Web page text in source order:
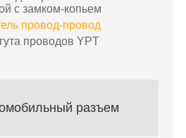
с замком-копьем
провод-провод
проводов YPT
разъем